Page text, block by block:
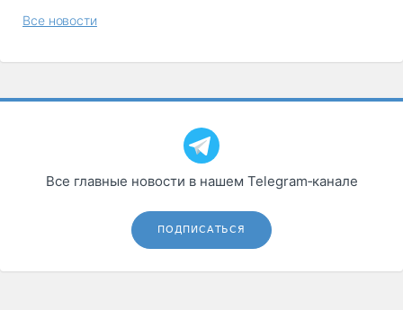
Все новости
Все главные новости в нашем Telegram‑канале
ПОДПИСАТЬСЯ